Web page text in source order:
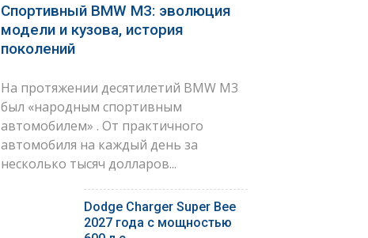
Спортивный BMW M3: эволюция
модели и кузова, история
поколений
На протяжении десятилетий BMW M3
был «народным спортивным
автомобилем» . От практичного
автомобиля на каждый день за
несколько тысяч долларов...
Dodge Charger Super Bee
2027 года с мощностью